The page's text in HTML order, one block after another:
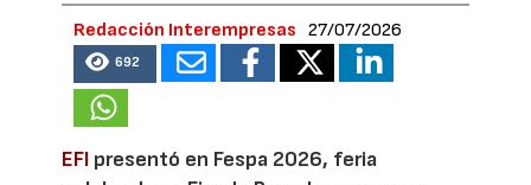
Redacción Interempresas 27/07/2026
692
EFI presentó en Fespa 2026, feria